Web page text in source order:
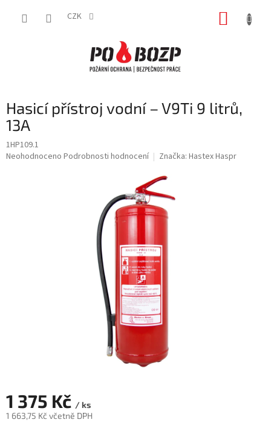
CZK
Hasicí přístroj vodní – V9Ti 9 litrů,
13A
1HP109.1
Průměrné
Neohodnoceno Podrobnosti hodnocení Značka: Hastex Haspr
1 375 Kč / ks
1 663,75 Kč včetně DPH